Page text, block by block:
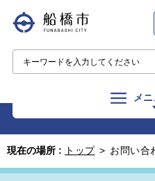
メ
現在の場所 : トップ > お問い合